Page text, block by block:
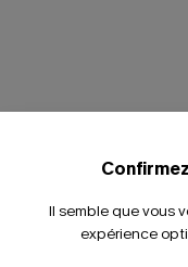
Il semble que vous
expérience